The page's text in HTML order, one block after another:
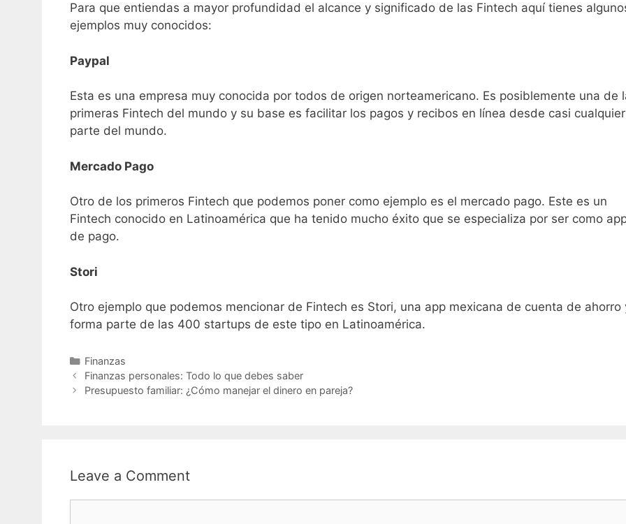
Para que entiendas a mayor profundidad el alcance y significado de las Fintech aquí tienes
ejemplos muy conocidos:
Paypal
Esta es una empresa muy conocida por todos de origen norteamericano. Es posiblemente una de
primeras Fintech del mundo y su base es facilitar los pagos y recibos en línea desde casi cualquier
parte del mundo.
Mercado Pago
Otro de los primeros Fintech que podemos poner como ejemplo es el mercado pago. Este es un
Fintech conocido en Latinoamérica que ha tenido mucho éxito que se especializa por ser como
de pago.
Stori
Otro ejemplo que podemos mencionar de Fintech es Stori, una app mexicana de cuenta de ahorro
forma parte de las 400 startups de este tipo en Latinoamérica.
Categories
Finanzas
Finanzas personales: Todo lo que debes saber
Presupuesto familiar: ¿Cómo manejar el dinero en pareja?
Leave a Comment